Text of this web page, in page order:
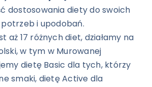
dostosowania diety do swoich
i upodobań.
aż 17 różnych diet, działamy na
w tym w Murowanej
dietę Basic dla tych, którzy
smaki, dietę Active dla